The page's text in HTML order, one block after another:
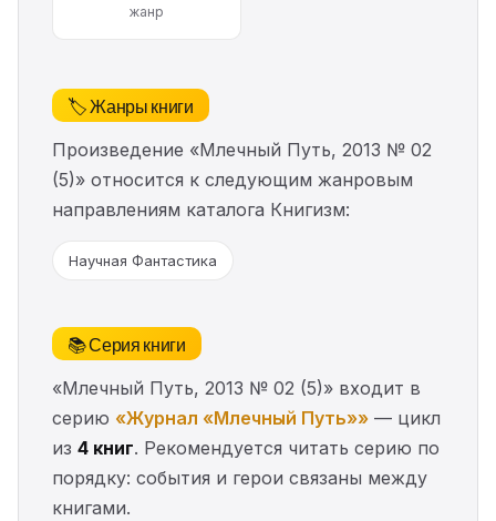
жанр
🏷️ Жанры книги
Произведение «Млечный Путь, 2013 № 02
(5)» относится к следующим жанровым
направлениям каталога Книгизм:
Научная Фантастика
📚 Серия книги
«Млечный Путь, 2013 № 02 (5)» входит в
серию «Журнал «Млечный Путь»» — цикл
из 4 книг. Рекомендуется читать серию по
порядку: события и герои связаны между
книгами.